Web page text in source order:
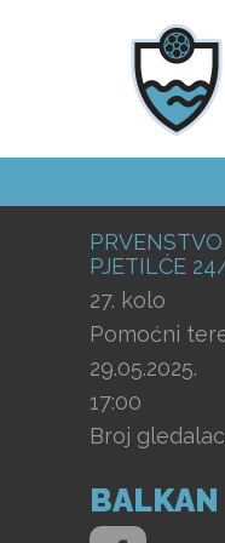
PJETILĆE
27. kolo
Pomoćni
29.05.2025.
17:00
Broj
BALKAN